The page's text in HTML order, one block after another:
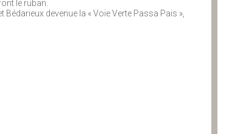
le ruban.
devenue la « Voie Verte Passa Pais »,